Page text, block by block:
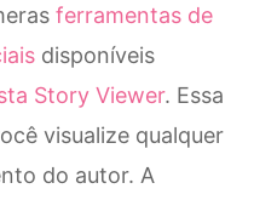
ferramentas de
disponíveis
Story Viewer. Essa
visualize qualquer
do autor. A